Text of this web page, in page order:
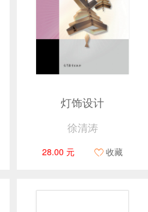
灯饰设计
徐清涛
28.00 元 收藏